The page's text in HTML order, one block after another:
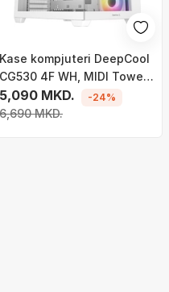
Kase kompjuteri DeepCool
CG530 4F WH, MIDI Tower,
ARGB, e bardhë
5,090 MKD.
6,690 MKD.
-24%